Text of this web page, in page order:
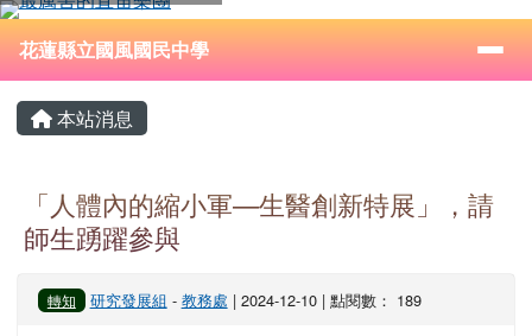
跳至主內容區
花蓮縣立國風國民中學
⏸
導覽列
花蓮縣立國風國民中學
主內容區域
本站消息
「人體內的縮小軍—生醫創新特展」，請
師生踴躍參與
轉知 研究發展組 - 教務處 | 2024-12-10 | 點閱數： 189
頁尾區域